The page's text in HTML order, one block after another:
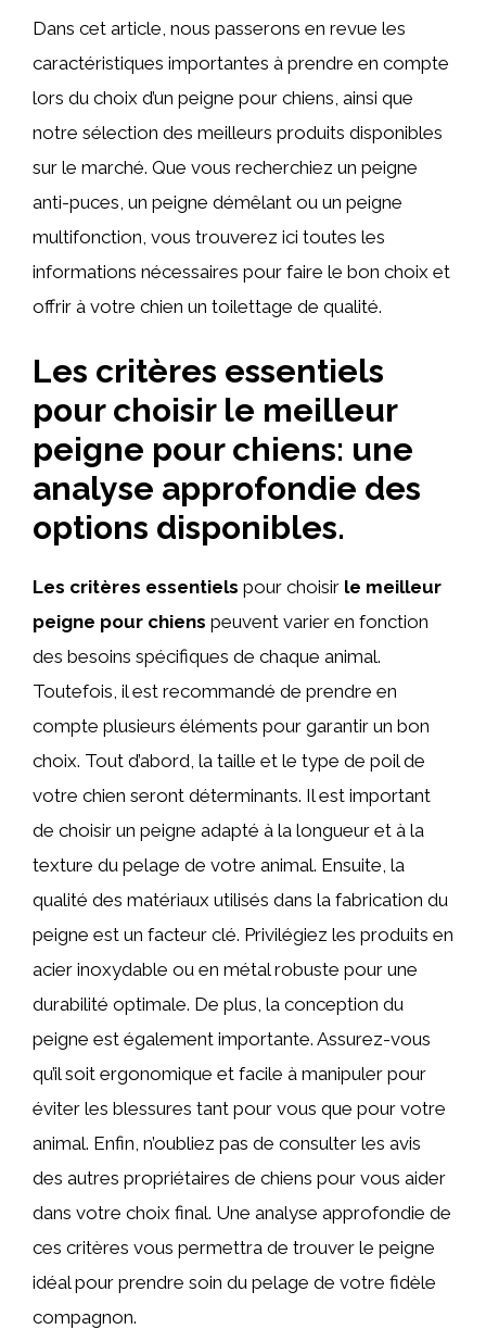
Dans cet article, nous passerons en revue les
caractéristiques importantes à prendre en compte
lors du choix d’un peigne pour chiens, ainsi que
notre sélection des meilleurs produits disponibles
sur le marché. Que vous recherchiez un peigne
anti-puces, un peigne démêlant ou un peigne
multifonction, vous trouverez ici toutes les
informations nécessaires pour faire le bon choix et
offrir à votre chien un toilettage de qualité.
Les critères essentiels
pour choisir le meilleur
peigne pour chiens: une
analyse approfondie des
options disponibles.
Les critères essentiels pour choisir le meilleur
peigne pour chiens peuvent varier en fonction
des besoins spécifiques de chaque animal.
Toutefois, il est recommandé de prendre en
compte plusieurs éléments pour garantir un bon
choix. Tout d’abord, la taille et le type de poil de
votre chien seront déterminants. Il est important
de choisir un peigne adapté à la longueur et à la
texture du pelage de votre animal. Ensuite, la
qualité des matériaux utilisés dans la fabrication du
peigne est un facteur clé. Privilégiez les produits en
acier inoxydable ou en métal robuste pour une
durabilité optimale. De plus, la conception du
peigne est également importante. Assurez-vous
qu’il soit ergonomique et facile à manipuler pour
éviter les blessures tant pour vous que pour votre
animal. Enfin, n’oubliez pas de consulter les avis
des autres propriétaires de chiens pour vous aider
dans votre choix final. Une analyse approfondie de
ces critères vous permettra de trouver le peigne
idéal pour prendre soin du pelage de votre fidèle
compagnon.